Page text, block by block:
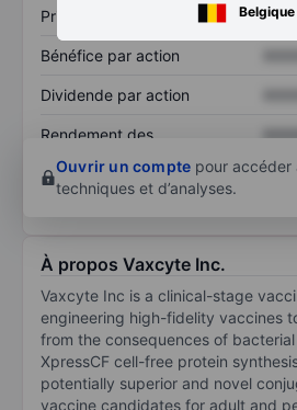
Belgique
Prix / ventes
Bénéfice par action
Dividende par action
Rendement des
Ouvrir un compte pour accéder
techniques et d’analyses.
À propos Vaxcyte Inc.
Vaxcyte Inc is a clinical-stage
engineering high-fidelity vaccines
from the consequences of
XpressCF cell-free protein
potentially superior and novel
vaccine candidates for adult and